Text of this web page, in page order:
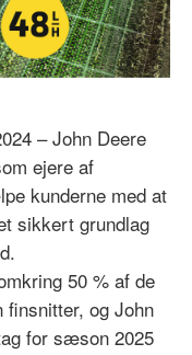
– John Deere
ejere af
kunderne med at
sikkert grundlag
50 % af de
finsnitter, og John
for sæson 2025